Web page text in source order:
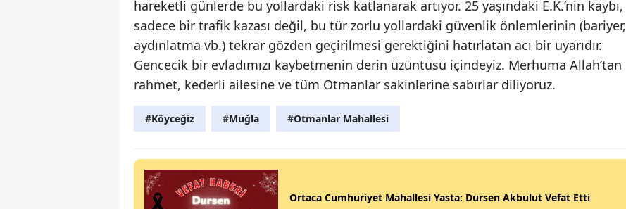
hareketli günlerde bu yollardaki risk katlanarak artıyor. 25 yaşındaki E.K.’nin kaybı,
sadece bir trafik kazası değil, bu tür zorlu yollardaki güvenlik önlemlerinin (bariyer,
aydınlatma vb.) tekrar gözden geçirilmesi gerektiğini hatırlatan acı bir uyarıdır.
Gencecik bir evladımızı kaybetmenin derin üzüntüsü içindeyiz. Merhuma Allah’tan
rahmet, kederli ailesine ve tüm Otmanlar sakinlerine sabırlar diliyoruz.
#Köyceğiz #Muğla #Otmanlar Mahallesi
Ortaca Cumhuriyet Mahallesi Yasta: Dursen Akbulut Vefat Etti